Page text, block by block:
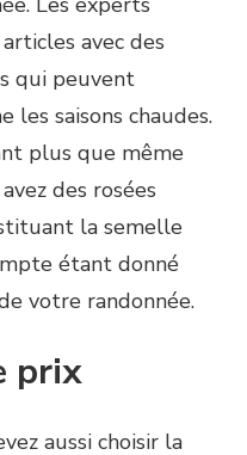
avec des
qui peuvent
les saisons chaudes.
plus que même
des rosées
la semelle
étant donné
votre randonnée.
prix
aussi choisir la